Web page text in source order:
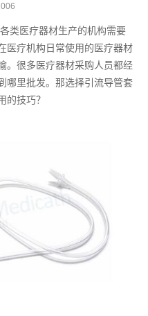
类医疗器材生产的机构需要
医疗机构日常使用的医疗器材
。很多医疗器材采购人员都经
哪里批发。那选择引流导管套
的技巧？